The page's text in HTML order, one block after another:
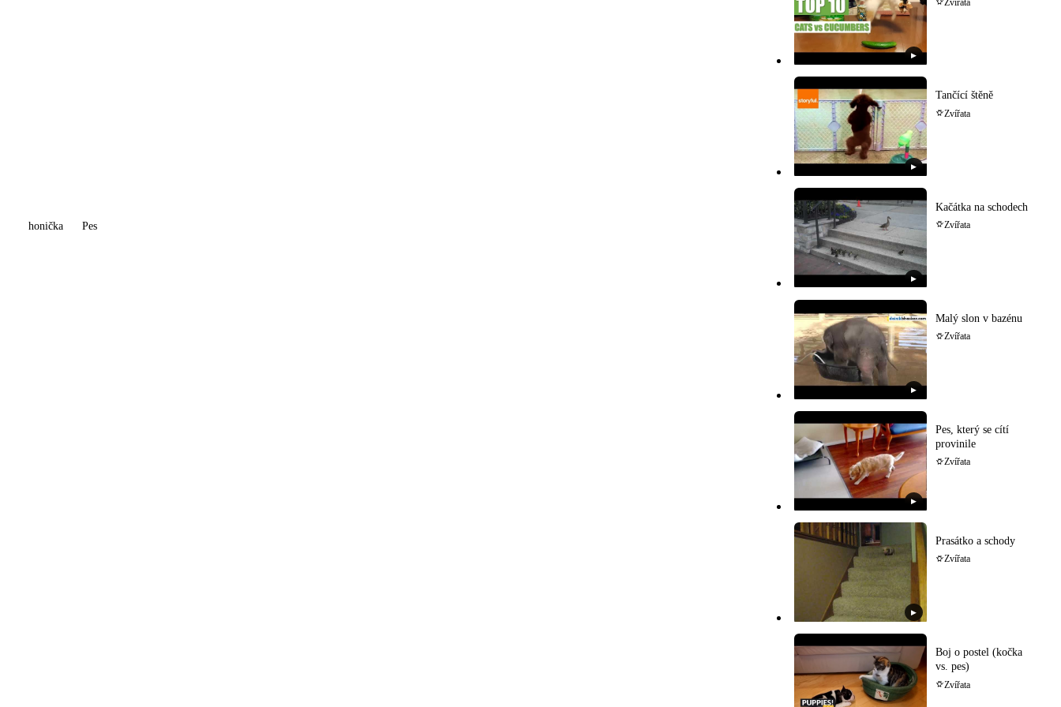
honička Pes
▶
Zvířata
▶
Tančící štěně
Zvířata
▶
Kačátka na schodech
Zvířata
▶
Malý slon v bazénu
Zvířata
▶
Pes, který se cítí
provinile
Zvířata
▶
Prasátko a schody
Zvířata
Boj o postel (kočka
vs. pes)
Zvířata